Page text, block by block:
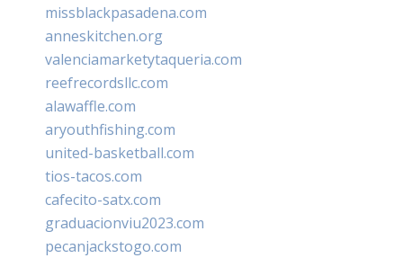
missblackpasadena.com
anneskitchen.org
valenciamarketytaqueria.com
reefrecordsllc.com
alawaffle.com
aryouthfishing.com
united-basketball.com
tios-tacos.com
cafecito-satx.com
graduacionviu2023.com
pecanjackstogo.com